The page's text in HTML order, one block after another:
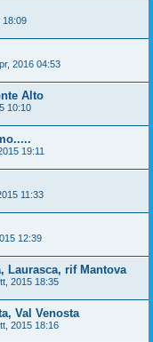
18:09
2016 04:53
Alto
10:10
19:11
11:33
12:39
Laurasca, rif Mantova
2015 18:35
Val Venosta
2015 18:16